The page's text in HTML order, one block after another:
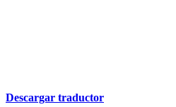
Descargar traductor